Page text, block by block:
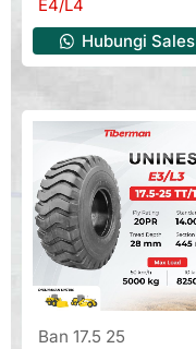
E4/L4
Hubungi Sales
Ban 17.5 25